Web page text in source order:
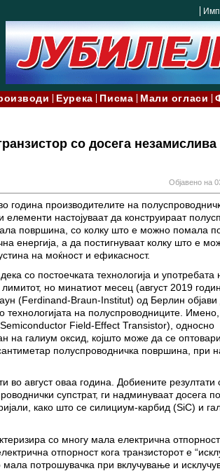
Еурека Писма Мали огласи
со досега
Објавено на
година производителите на
елементи настојуваат да конструираат
површина, со колку што е можно помала
енергија, а да постигнуваат колку што е
на моќност и ефикасност.
со постоечката технологија и употребата
но минатиот месец (август 2019
(Ferdinand-Braun-Institut) од Берлин објави
технологијата на полуспроводниците.
Field-Effect Transistor), односно
на галиум оксид, којшто може да се
полуспроводничка површина, при
август оваа година. Добиените резултати
супстрат, ги надминуваат досега
како што се силициум-карбид (SiC) и
со многу мала електрична отпорност
отпорност кога транзисторот е
потрошувачка при вклучување и